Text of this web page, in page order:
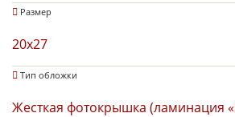
Размер
20х27
Тип обложки
Жесткая фотокрышка (ламинация